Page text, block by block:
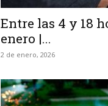
Entre las 4 y 18
enero |...
2 de enero, 2026